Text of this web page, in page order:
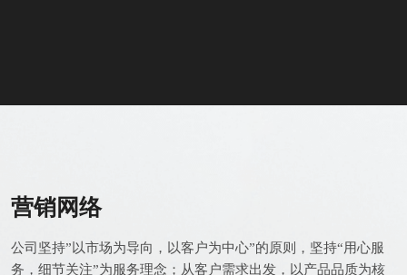
营销网络
公司坚持”以市场为导向，以客户为中心”的原则，坚持“用心服
务，细节关注”为服务理念；从客户需求出发，以产品品质为核